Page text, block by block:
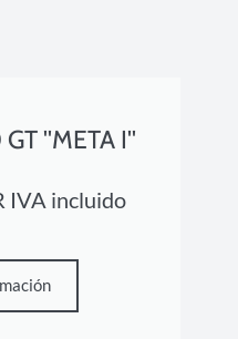
''META I''
IVA incluido